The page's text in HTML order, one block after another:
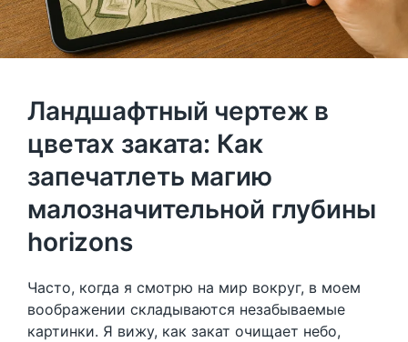
Ландшафтный чертеж в
цветах заката: Как
запечатлеть магию
малозначительной глубины
horizons
Часто, когда я смотрю на мир вокруг, в моем
воображении складываются незабываемые
картинки. Я вижу, как закат очищает небо,